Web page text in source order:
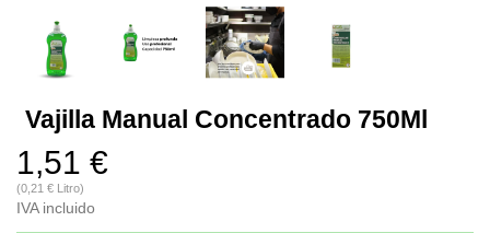
Vajilla Manual Concentrado 750Ml
1,51 €
(0,21 € Litro)
IVA incluido